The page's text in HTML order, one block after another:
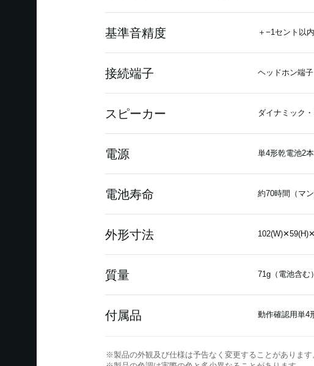
基準音精度 ＋−1セント以内
接続端子 ヘッドホン端
スピーカー ダイナミック
電源 単4形乾電池2本
電池寿命 約70時間（マ
外形寸法
質量 71g（電池含む）
付属品 動作確認用単4
※製品の外観及び仕様は予告なく変更することがあります